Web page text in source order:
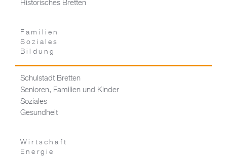
Historisches Bretten
Familien
Soziales
Bildung
Schulstadt Bretten
Senioren, Familien und Kinder
Soziales
Gesundheit
Wirtschaft
Energie